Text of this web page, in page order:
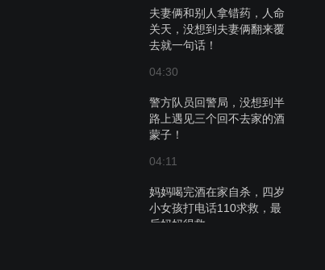
夫妻俩和别人拿错药，人命
关天，没想到夫妻俩翻来覆
去就一句话！
04:30
警方队员回警局，没想到半
路上遇见三个回不去家的酒
蒙子！
04:11
妈妈喝完酒在家自杀，四岁
小女孩打电话110求救，最
后妈妈得救